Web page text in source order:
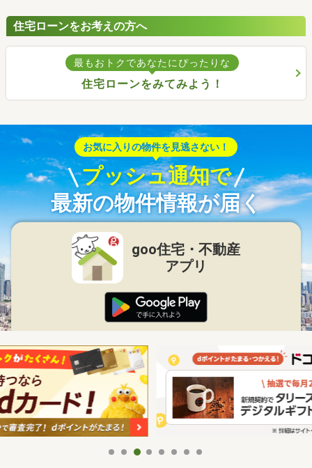
住宅ローンをお考えの方へ
最もおトクであなたにぴったりな
住宅ローンをみてみよう！
お気に入りの物件を見逃さない！
プッシュ通知で
最新の物件情報が届く
goo住宅・不動産
アプリ